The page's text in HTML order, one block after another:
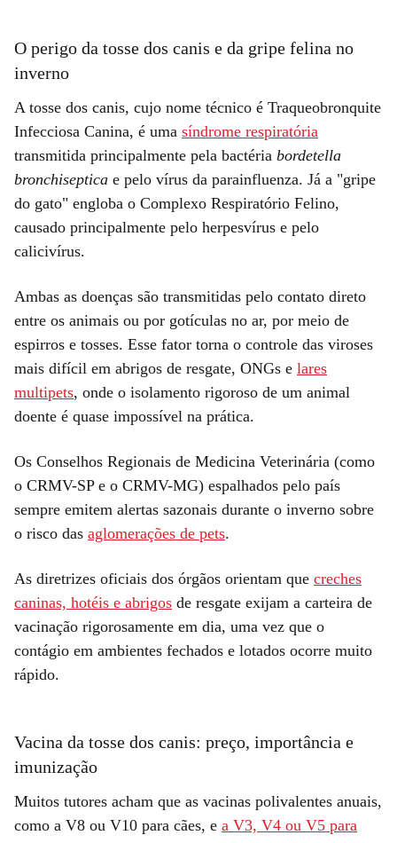
O perigo da tosse dos canis e da gripe felina no
inverno
A tosse dos canis, cujo nome técnico é Traqueobronquite
Infecciosa Canina, é uma síndrome respiratória
transmitida principalmente pela bactéria bordetella
bronchiseptica e pelo vírus da parainfluenza. Já a "gripe
do gato" engloba o Complexo Respiratório Felino,
causado principalmente pelo herpesvírus e pelo
calicivírus.
Ambas as doenças são transmitidas pelo contato direto
entre os animais ou por gotículas no ar, por meio de
espirros e tosses. Esse fator torna o controle das viroses
mais difícil em abrigos de resgate, ONGs e lares
multipets, onde o isolamento rigoroso de um animal
doente é quase impossível na prática.
Os Conselhos Regionais de Medicina Veterinária (como
o CRMV-SP e o CRMV-MG) espalhados pelo país
sempre emitem alertas sazonais durante o inverno sobre
o risco das aglomerações de pets.
As diretrizes oficiais dos órgãos orientam que creches
caninas, hotéis e abrigos de resgate exijam a carteira de
vacinação rigorosamente em dia, uma vez que o
contágio em ambientes fechados e lotados ocorre muito
rápido.
Vacina da tosse dos canis: preço, importância e
imunização
Muitos tutores acham que as vacinas polivalentes anuais,
como a V8 ou V10 para cães, e a V3, V4 ou V5 para